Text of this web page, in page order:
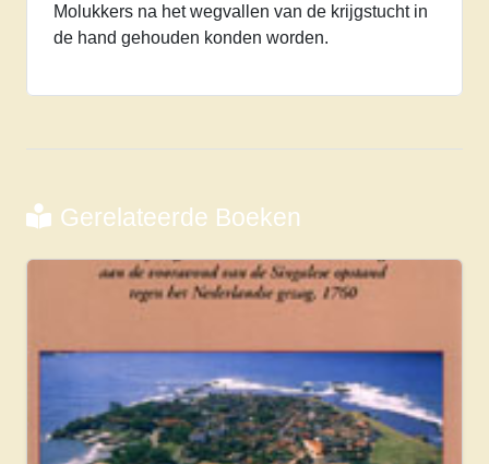
Molukkers na het wegvallen van de krijgstucht in
de hand gehouden konden worden.
Gerelateerde Boeken